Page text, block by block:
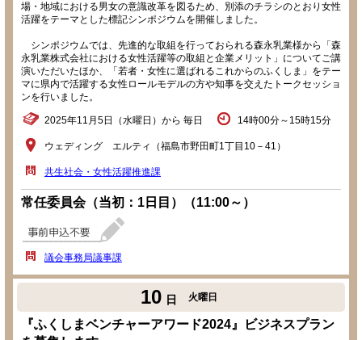
場・地域における男女の意識改革を図るため、別添のチラシのとおり女性
活躍をテーマとした標記シンポジウムを開催しました。
シンポジウムでは、先進的な取組を行っておられる森永乳業様から「森
永乳業株式会社における女性活躍等の取組と企業メリット」についてご講
演いただいたほか、「若者・女性に選ばれるこれからのふくしま」をテー
マに県内で活躍する女性ロールモデルの方や知事を交えたトークセッショ
ンを行いました。
2025年11月5日（水曜日）から 毎日 14時00分～15時15分
ウェディング エルティ（福島市野田町1丁目10－41）
共生社会・女性活躍推進課
常任委員会（当初：1日目）（11:00～）
議会事務局議事課
10 日 火曜日
『ふくしまベンチャーアワード2024』ビジネスプラン